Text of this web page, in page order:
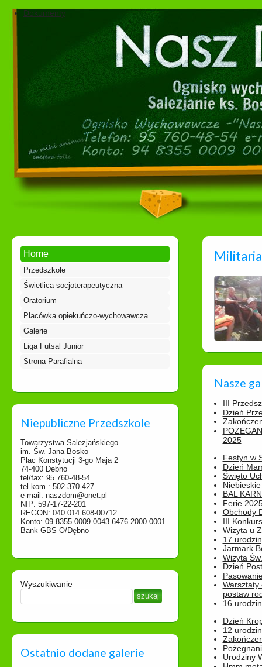
Dokumenty
Home
Przedszkole
Świetlica socjoterapeutyczna
Oratorium
Placówka opiekuńczo-wychowawcza
Galerie
Liga Futsal Junior
Strona Parafialna
Niepubliczne Przedszkole
Towarzystwa Salezjańskiego
im. Św. Jana Bosko
Plac Konstytucji 3-go Maja 2
74-400 Dębno
tel/fax: 95 760-48-54
tel.kom.: 502-370-427
e-mail: naszdom@onet.pl
NIP: 597-17-22-201
REGON: 040 014 608-00712
Konto: 09 8355 0009 0043 6476 2000 0001
Bank GBS O/Dębno
Wyszukiwanie
Ostatnio dodane galerie
Militaria
Nasze
III
Dzień
2025
Festyn w
Dzień
Święto
BAL
Ferie
Obchody
III
Wizyta u
17
Jarmark
Wizyta
Dzień
Warsztaty
postaw
16
Dzień
12
Urodziny